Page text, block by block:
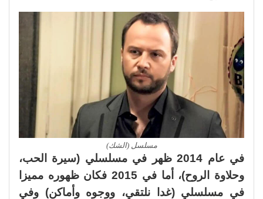
مسلسل (الشك)
في عام 2014 ظهر في مسلسلي (سيرة الحب،
وحلاوة الروح)، أما في 2015 فكان ظهوره مميزا
في مسلسلي (غدا نلتقي، ووجوه وأماكن) وفي